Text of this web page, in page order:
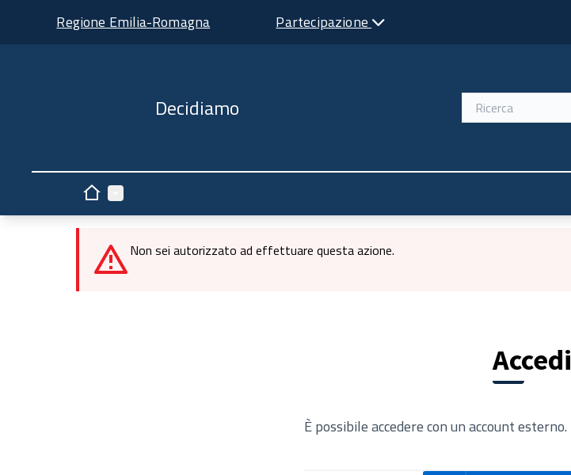
Regione Emilia-Romagna Partecipazione
Decidiamo
HomeMenù principale
Non sei autorizzato ad effettuare questa azione.
Accedi
È possibile accedere con un account esterno.